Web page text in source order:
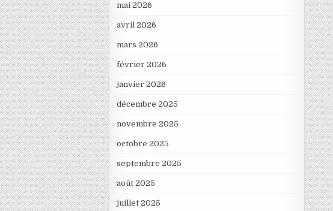
mai 2026
avril 2026
mars 2026
février 2026
janvier 2026
décembre 2025
novembre 2025
octobre 2025
septembre 2025
août 2025
juillet 2025